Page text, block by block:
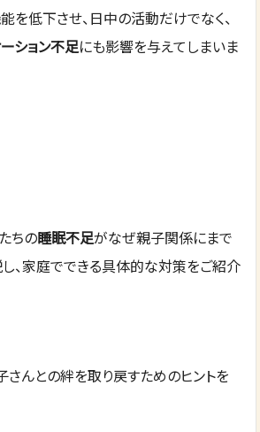
を低下させ、日中の活動だけでなく、
ション不足にも影響を与えてしまいま
ちの睡眠不足がなぜ親子関係にまで
、家庭でできる具体的な対策をご紹介
さんとの絆を取り戻すためのヒントを